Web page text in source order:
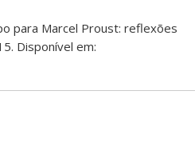
para Marcel Proust: reflexões
Disponível em: